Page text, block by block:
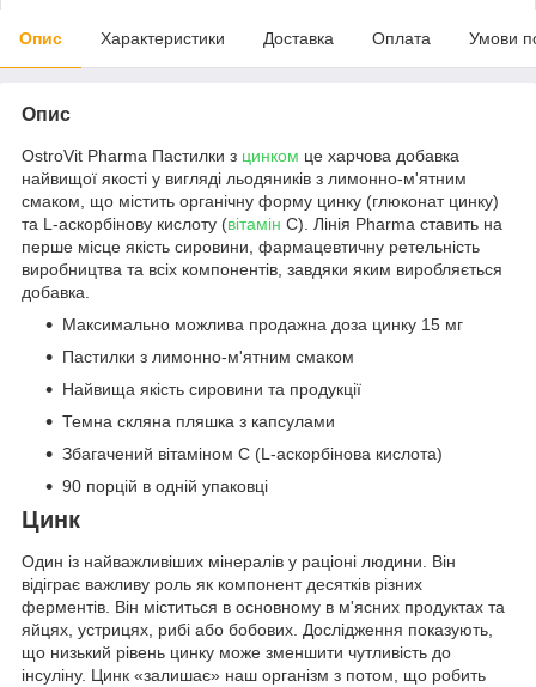
Опис Характеристики Доставка Оплата Умови
Опис
OstroVit Pharma Пастилки з цинком це харчова добавка
найвищої якості у вигляді льодяників з лимонно-м'ятним
смаком, що містить органічну форму цинку (глюконат цинку)
та L-аскорбінову кислоту (вітамін C). Лінія Pharma ставить на
перше місце якість сировини, фармацевтичну ретельність
виробництва та всіх компонентів, завдяки яким виробляється
добавка.
Максимально можлива продажна доза цинку 15 мг
Пастилки з лимонно-м'ятним смаком
Найвища якість сировини та продукції
Темна скляна пляшка з капсулами
Збагачений вітаміном С (L-аскорбінова кислота)
90 порцій в одній упаковці
Цинк
Один із найважливіших мінералів у раціоні людини. Він
відіграє важливу роль як компонент десятків різних
ферментів. Він міститься в основному в м'ясних продуктах та
яйцях, устрицях, рибі або бобових. Дослідження показують,
що низький рівень цинку може зменшити чутливість до
інсуліну. Цинк «залишає» наш організм з потом, що робить